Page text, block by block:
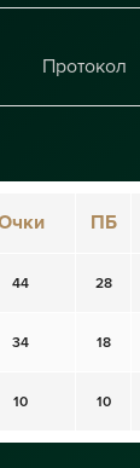
Протокол
ПБ
44 28
34 18
10 10